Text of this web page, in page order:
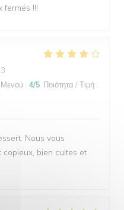
!!!
Μενού : 4/5 Ποιότητα / Τιμή :
Nous vous
bien cuites et